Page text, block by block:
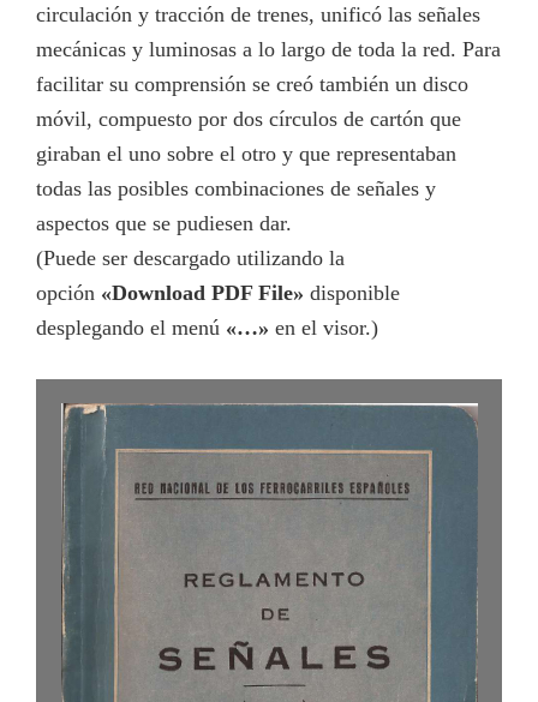
circulación y tracción de trenes, unificó las señales
mecánicas y luminosas a lo largo de toda la red. Para
facilitar su comprensión se creó también un disco
móvil, compuesto por dos círculos de cartón que
giraban el uno sobre el otro y que representaban
todas las posibles combinaciones de señales y
aspectos que se pudiesen dar.
(Puede ser descargado utilizando la
opción «Download PDF File» disponible
desplegando el menú «…» en el visor.)